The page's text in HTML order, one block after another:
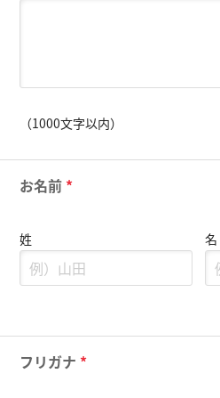
（1000文字以内）
お名前 *
姓 名
フリガナ *